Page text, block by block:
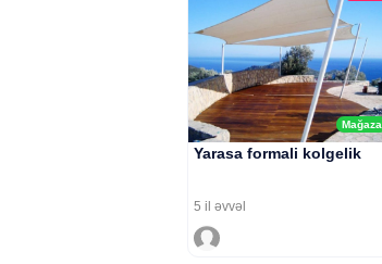
Mağaza
Yarasa formali kolgelik
5 il əvvəl